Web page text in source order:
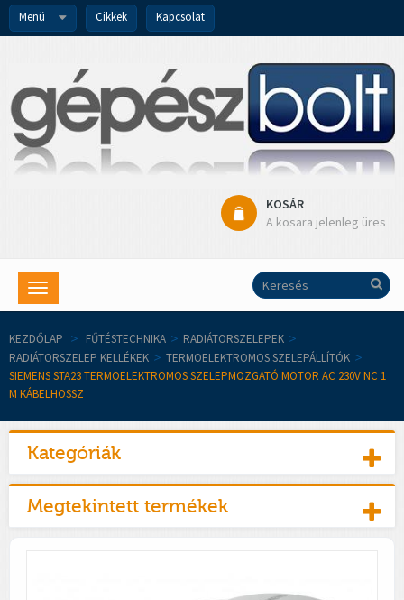
Menü Cikkek Kapcsolat
KOSÁR
A kosara jelenleg üres
Toggle
navigation
KEZDŐLAP > FŰTÉSTECHNIKA > RADIÁTORSZELEPEK >
RADIÁTORSZELEP KELLÉKEK > TERMOELEKTROMOS SZELEPÁLLÍTÓK >
SIEMENS STA23 TERMOELEKTROMOS SZELEPMOZGATÓ MOTOR AC 230V NC 1
M KÁBELHOSSZ
Kategóriák
Megtekintett termékek